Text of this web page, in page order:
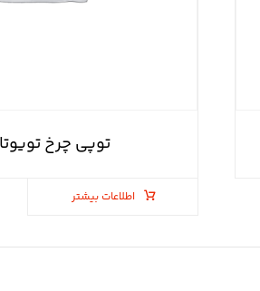
توپی چرخ
اطلاعات بیشتر